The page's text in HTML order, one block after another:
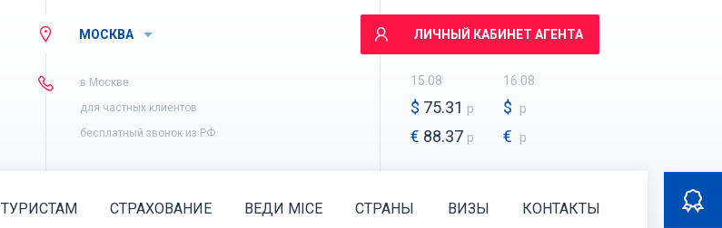
МОСКВА
в Москве
для частных клиентов
бесплатный звонок из РФ
ЛИЧНЫЙ КАБИНЕТ АГЕНТА
15.08
$ 75.31 р
€ 88.37 р
16.08
$ р
€ р
ТУРИСТАМ СТРАХОВАНИЕ ВЕДИ MICE СТРАНЫ ВИЗЫ КОНТАКТЫ